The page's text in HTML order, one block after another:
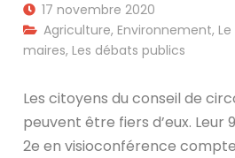
17 novembre 2020
Agriculture,Environnement,
maires,Les débats publics
Les citoyens du conseil de
peuvent être fiers d’eux. Leur
2e en visioconférence